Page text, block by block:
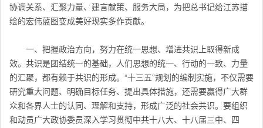
协调关系、汇聚力量、建言献策、服务大局，为把总书记给江苏描
绘的宏伟蓝图变成美好现实多作贡献。
一、把握政治方向，努力在统一思想、增进共识上取得新成
效。共识是团结统一的基础，人们思想的统一、行动的一致、力量
的汇聚，都有赖于共识的形成。“十三五”规划的编制实施，不仅需要
研究重大问题、明确目标任务、提出具体措施，还需要赢得广大群
众和各界人士的认同、理解和支持，形成广泛的社会共识。要组织
和动员广大政协委员深入学习贯彻中共十八大、十八届三中、四